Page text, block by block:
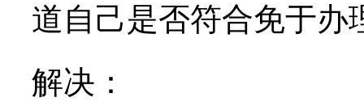
道自己是否符合免于办
解决：